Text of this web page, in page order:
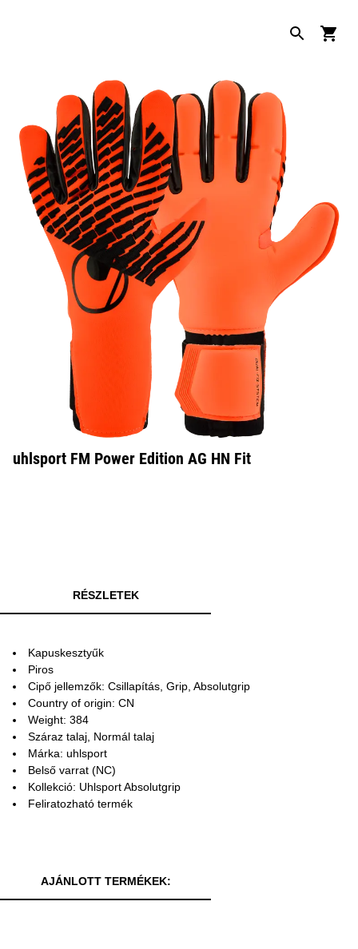
uhlsport FM Power Edition AG HN Fit
RÉSZLETEK
Kapuskesztyűk
Piros
Cipő jellemzők: Csillapítás, Grip, Absolutgrip
Country of origin: CN
Weight: 384
Száraz talaj, Normál talaj
Márka: uhlsport
Belső varrat (NC)
Kollekció: Uhlsport Absolutgrip
Feliratozható termék
AJÁNLOTT TERMÉKEK: